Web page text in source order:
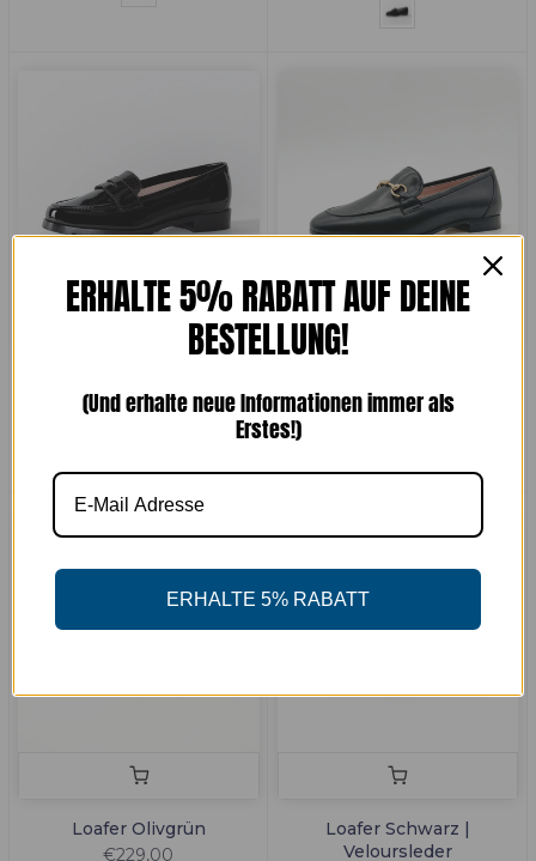
€229,00
Loafer Schwarz
€229,00
Loafer Olivgrün
€229,00
Loafer Schwarz |
Veloursleder
ERHALTE 5% RABATT AUF DEINE
BESTELLUNG!
(Und erhalte neue Informationen immer als
Erstes!)
ERHALTE 5% RABATT